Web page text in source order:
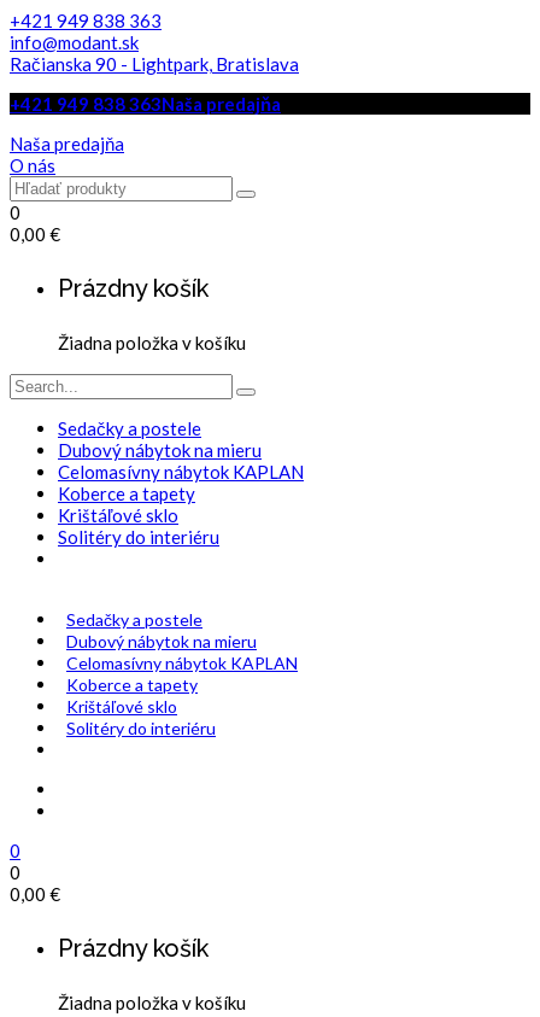
+421 949 838 363
info@modant.sk
Račianska 90 - Lightpark, Bratislava
+421 949 838 363Naša predajňa
Naša predajňa
O nás
0
0,00 €
Prázdny košík
Žiadna položka v košíku
Sedačky a postele
Dubový nábytok na mieru
Celomasívny nábytok KAPLAN
Koberce a tapety
Krištáľové sklo
Solitéry do interiéru
Sedačky a postele
Dubový nábytok na mieru
Celomasívny nábytok KAPLAN
Koberce a tapety
Krištáľové sklo
Solitéry do interiéru
0
0
0,00 €
Prázdny košík
Žiadna položka v košíku